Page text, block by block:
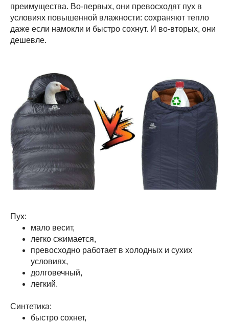
преимущества. Во-первых, они превосходят пух в
условиях повышенной влажности: сохраняют тепло
даже если намокли и быстро сохнут. И во-вторых, они
дешевле.
Пух:
мало весит,
легко сжимается,
превосходно работает в холодных и сухих
условиях,
долговечный,
легкий.
Синтетика:
быстро сохнет,